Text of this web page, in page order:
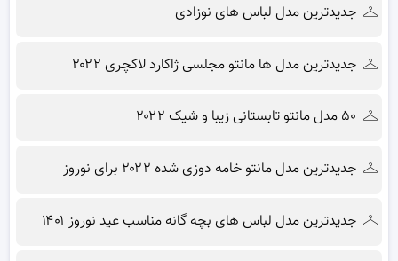
جدیدترین مدل لباس های نوزادی
جدیدترین مدل ها مانتو مجلسی ژاکارد لاکچری ۲۰۲۲
۵۰ مدل مانتو تابستانی زیبا و شیک ۲۰۲۲
جدیدترین مدل مانتو خامه دوزی شده ۲۰۲۲ برای نوروز
جدیدترین مدل لباس های بچه گانه مناسب عید نوروز ۱۴۰۱